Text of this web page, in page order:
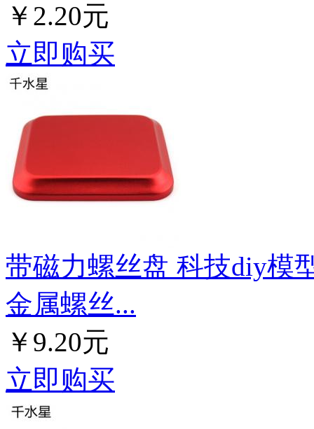
￥2.20元
立即购买
带磁力螺丝盘 科技diy模
金属螺丝...
￥9.20元
立即购买